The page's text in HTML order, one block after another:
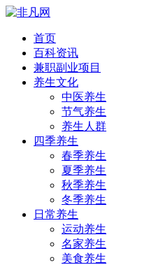
首页
百科资讯
兼职副业项目
养生文化
中医养生
节气养生
养生人群
四季养生
春季养生
夏季养生
秋季养生
冬季养生
日常养生
运动养生
名家养生
美食养生